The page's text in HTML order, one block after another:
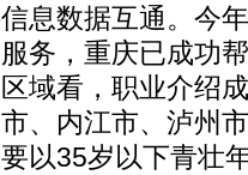
息数据互通。今
务，重庆已成功
域看，职业介绍
、内江市、泸州
以35岁以下青壮